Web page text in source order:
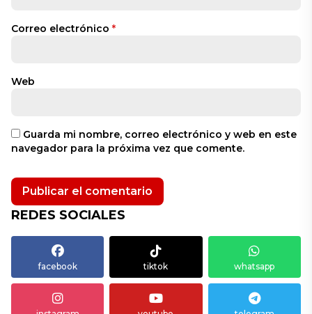
Correo electrónico *
Web
Guarda mi nombre, correo electrónico y web en este
navegador para la próxima vez que comente.
REDES SOCIALES
facebook tiktok whatsapp